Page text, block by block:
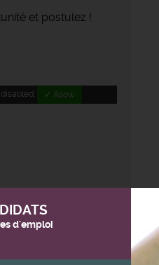
et postulez !
✓ Allow
d'emploi